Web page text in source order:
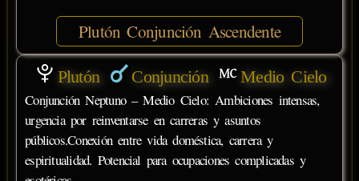
Plutón Conjunción Ascendente
Plutón Conjunción Medio Cielo
Conjunción Neptuno – Medio Cielo: Ambiciones intensas,
urgencia por reinventarse en carreras y asuntos
públicos.Conexión entre vida doméstica, carrera y
espiritualidad. Potencial para ocupaciones complicadas y